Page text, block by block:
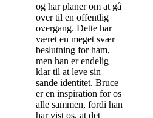
og har planer om at gå
over til en offentlig
overgang. Dette har
været en meget svær
beslutning for ham,
men han er endelig
klar til at leve sin
sande identitet. Bruce
er en inspiration for os
alle sammen, fordi han
har vist os, at det